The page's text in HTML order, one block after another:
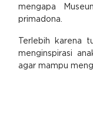
mengapa
primadona.
Terlebih karena
menginspirasi
agar mampu